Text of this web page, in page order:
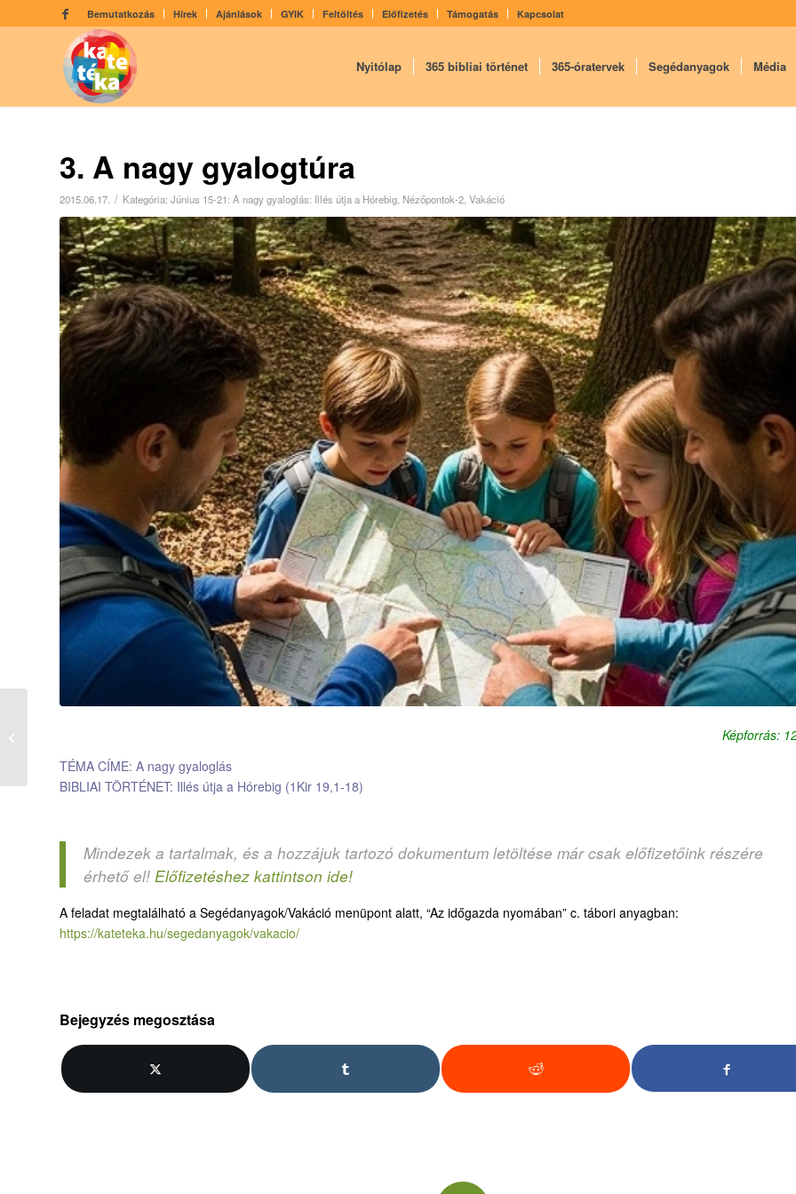
Bemutatkozás Hírek Ajánlások GYIK Feltöltés Előfizetés Támogatás Kapcsolat
Nyitólap 365 bibliai történet 365-óratervek Segédanyagok Média
3. A nagy gyalogtúra
2015.06.17. / Kategória: Június 15-21: A nagy gyaloglás: Illés útja a Hórebig Nézőpontok-2 Vakáció
Képforrás:
TÉMA CÍME: A nagy gyaloglás
BIBLIAI TÖRTÉNET: Illés útja a Hórebig (1Kir 19,1-18)
Mindezek a tartalmak, és a hozzájuk tartozó dokumentum letöltése már csak előfizetőink részére
érhető el! Előfizetéshez kattintson ide!
A feladat megtalálható a Segédanyagok/Vakáció menüpont alatt, “Az időgazda nyomában” c. tábori anyagban:
https://kateteka.hu/segedanyagok/vakacio/
Bejegyzés megosztása